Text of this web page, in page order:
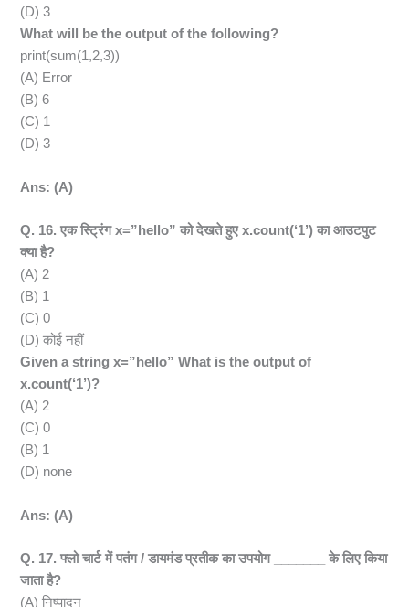
(D) 3
What will be the output of the following?
print(sum(1,2,3))
(A) Error
(B) 6
(C) 1
(D) 3
Ans: (A)
Q. 16. एक स्ट्रिंग x=”hello” को देखते हुए x.count(‘1’) का आउटपुट
क्या है?
(A) 2
(B) 1
(C) 0
(D) कोई नहीं
Given a string x=”hello” What is the output of
x.count(‘1’)?
(A) 2
(C) 0
(B) 1
(D) none
Ans: (A)
Q. 17. फ्लो चार्ट में पतंग / डायमंड प्रतीक का उपयोग _______ के लिए किया
जाता है?
(A) निष्पादन